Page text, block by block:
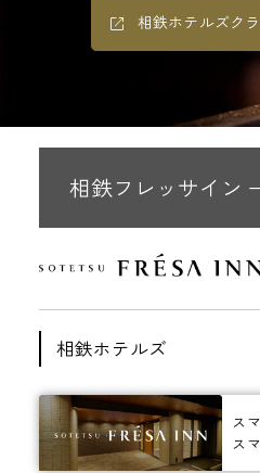
相鉄ホテルズク
相鉄フレッサイン
相鉄ホテルズ
ス
ス